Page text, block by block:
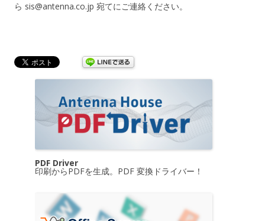
ら sis@antenna.co.jp 宛てにご連絡ください。
PDF Driver
印刷からPDFを生成。PDF 変換ドライバー！